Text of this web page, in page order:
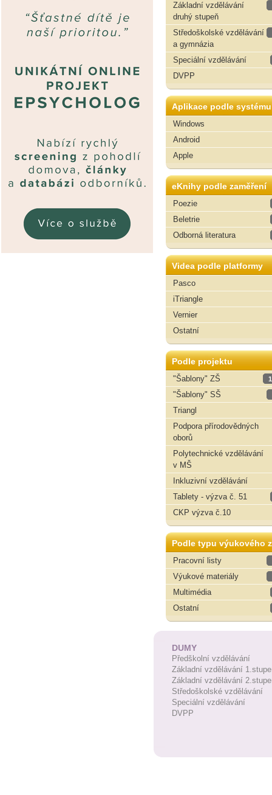
Základní vzdělávání
druhý stupeň
Středoškolské vzdělávání
a gymnázia
Speciální vzdělávání
DVPP
Aplikace podle systému
Windows
Android
Apple
eKnihy podle zaměření
Poezie
Beletrie
Odborná literatura
Videa podle platformy
Pasco
iTriangle
Vernier
Ostatní
Podle projektu
"Šablony" ZŠ
"Šablony" SŠ
Triangl
Podpora přírodovědných
oborů
Polytechnické vzdělávání
v MŠ
Inkluzivní vzdělávání
Tablety - výzva č. 51
CKP výzva č.10
Podle typu výukového
Pracovní listy
Výukové materiály
Multimédia
Ostatní
DUMY
Předškolní vzdělávání
Základní vzdělávání
Základní vzdělávání
Středoškolské vzdělávání
Speciální vzdělávání
DVPP